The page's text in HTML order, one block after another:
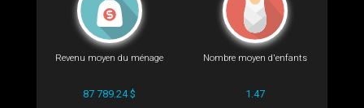
Revenu moyen du ménage
87 789.24 $
Nombre moyen d'enfants
1.47